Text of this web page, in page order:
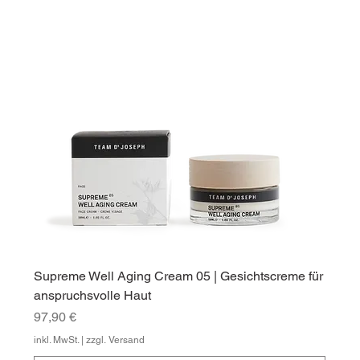
Supreme Well Aging Cream 05 | Gesichtscreme für
anspruchsvolle Haut
Preis
97,90 €
inkl. MwSt.|zzgl. Versand